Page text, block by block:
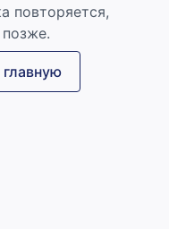
повторяется,
позже.